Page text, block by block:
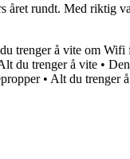
rundt. Med riktig
trenger å vite om Wifi
du trenger å vite •
• Alt du trenger